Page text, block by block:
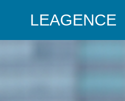
LEAGENCE